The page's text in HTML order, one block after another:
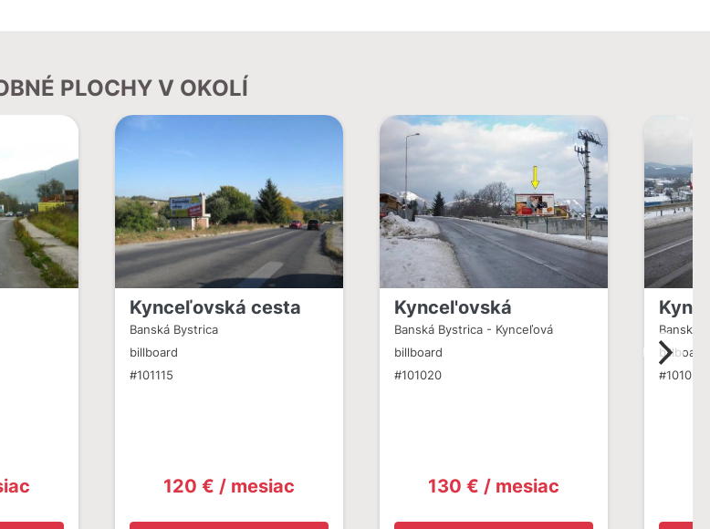
PLOCHY V OKOLÍ
Kynceľovská cesta
Banská Bystrica
billboard
#101115
120 € / mesiac
Kyncel'ovská
Banská Bystrica - Kynceľová
billboard
#101020
130 € / mesiac
Banská
billboard
#101021